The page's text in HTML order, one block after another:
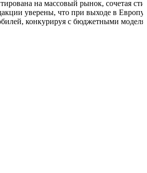
на массовый рынок, сочетая
уверены, что при выходе в
конкурируя с бюджетными